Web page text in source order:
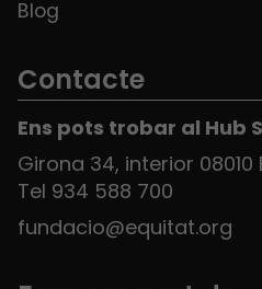
Blog
Contacte
Ens pots trobar al Hub
Girona 34, interior
Tel 934 588 700
fundacio@equitat.org